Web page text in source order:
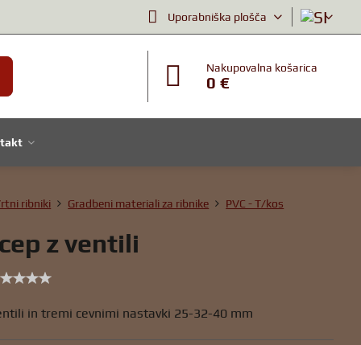
Uporabniška plošča
Nakupovalna košarica
0 €
ribniki Gradbeni materiali za ribnike PVC - T/kos
z ventili
in tremi cevnimi nastavki 25-32-40 mm